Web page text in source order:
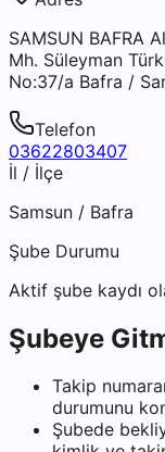
SAMSUN BAFRA
Mh. Süleyman
No:37/a Bafra /
Telefon
03622803407
İl / İlçe
Samsun / Bafra
Şube Durumu
Aktif şube kaydı
Şubeye
Takip
durumunu
Şubede